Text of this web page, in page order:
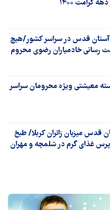
کرامت ۱۴۰۰
قدس در سراسر کشور/هیچ
رسانی خادمیاران رضوی محروم
۳۰۰۰۰ بسته معیشتی ویژه محرومان سراسر
قدس میزبان زائران کربلا/ طبخ